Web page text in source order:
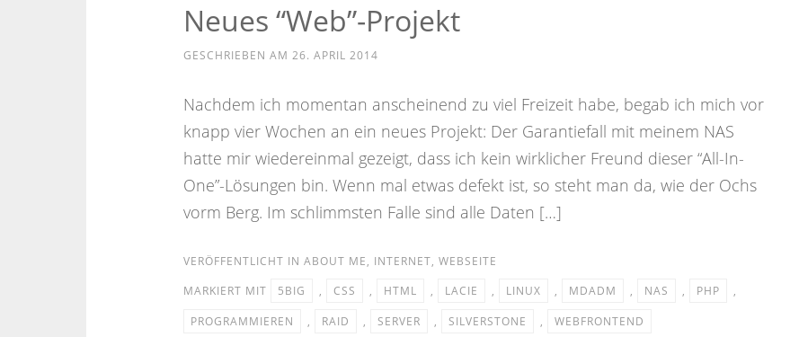
Neues “Web”-Projekt
GESCHRIEBEN AM 26. APRIL 2014
Nachdem ich momentan anscheinend zu viel Freizeit habe, begab ich mich vor
knapp vier Wochen an ein neues Projekt: Der Garantiefall mit meinem NAS
hatte mir wiedereinmal gezeigt, dass ich kein wirklicher Freund dieser “All-In-
One”-Lösungen bin. Wenn mal etwas defekt ist, so steht man da, wie der Ochs
vorm Berg. Im schlimmsten Falle sind alle Daten […]
VERÖFFENTLICHT IN ABOUT ME, INTERNET, WEBSEITE
MARKIERT MIT
5BIG , CSS , HTML , LACIE , LINUX , MDADM , NAS , PHP
,
PROGRAMMIEREN
, RAID , SERVER , SILVERSTONE , WEBFRONTEND